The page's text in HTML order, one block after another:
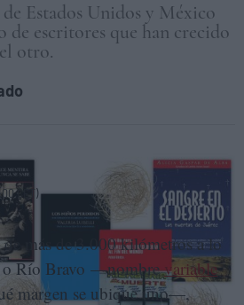
Estados Unidos y México
escritores que han crecido
otro.
CANTÓN
CET)
más de 3.000 kilómetros a lo
o Río Bravo —nombrevariable
margen se ubique uno—,